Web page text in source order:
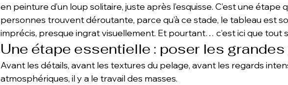
en peinture d’un loup solitaire, juste après l’esquisse. C’est une étape
personnes trouvent déroutante, parce qu’à ce stade, le tableau est
imprécis, presque ingrat visuellement. Et pourtant… c’est ici que tout
Une étape essentielle : poser les
Avant les détails, avant les textures du pelage, avant les regards
atmosphériques, il y a le travail des masses.